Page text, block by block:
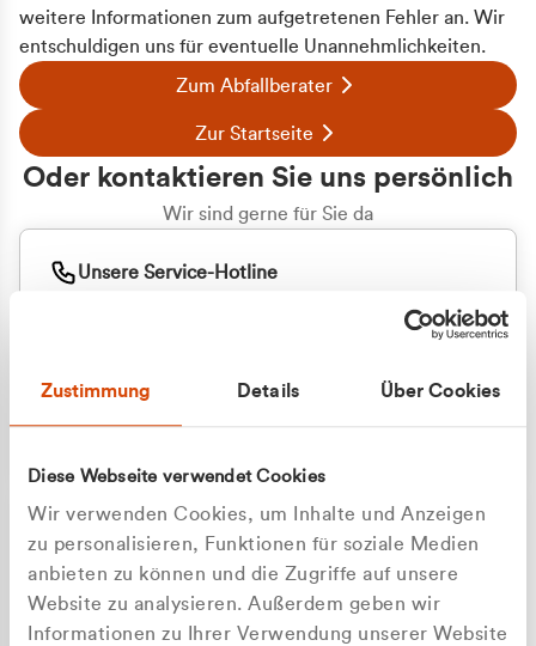
Zustimmung Details Über Cookies
Diese Webseite verwendet Cookies
Wir verwenden Cookies, um Inhalte und Anzeigen
zu personalisieren, Funktionen für soziale Medien
anbieten zu können und die Zugriffe auf unsere
Website zu analysieren. Außerdem geben wir
Informationen zu Ihrer Verwendung unserer Website
weitere Informationen zum aufgetretenen Fehler an. Wir
entschuldigen uns für eventuelle Unannehmlichkeiten.
Zum Abfallberater
Zur Startseite
Oder kontaktieren Sie uns persönlich
Wir sind gerne für Sie da
Unsere Service-Hotline
+49 177 8376058